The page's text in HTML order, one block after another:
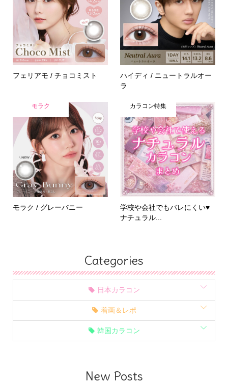
フェリアモ / チョコミスト
ハイディ / ニュートラルオー
ラ
モラク
モラク / グレーバニー
カラコン特集
学校や会社でもバレにくい♥
ナチュラル...
Categories
日本カラコン
着画＆レポ
韓国カラコン
New Posts